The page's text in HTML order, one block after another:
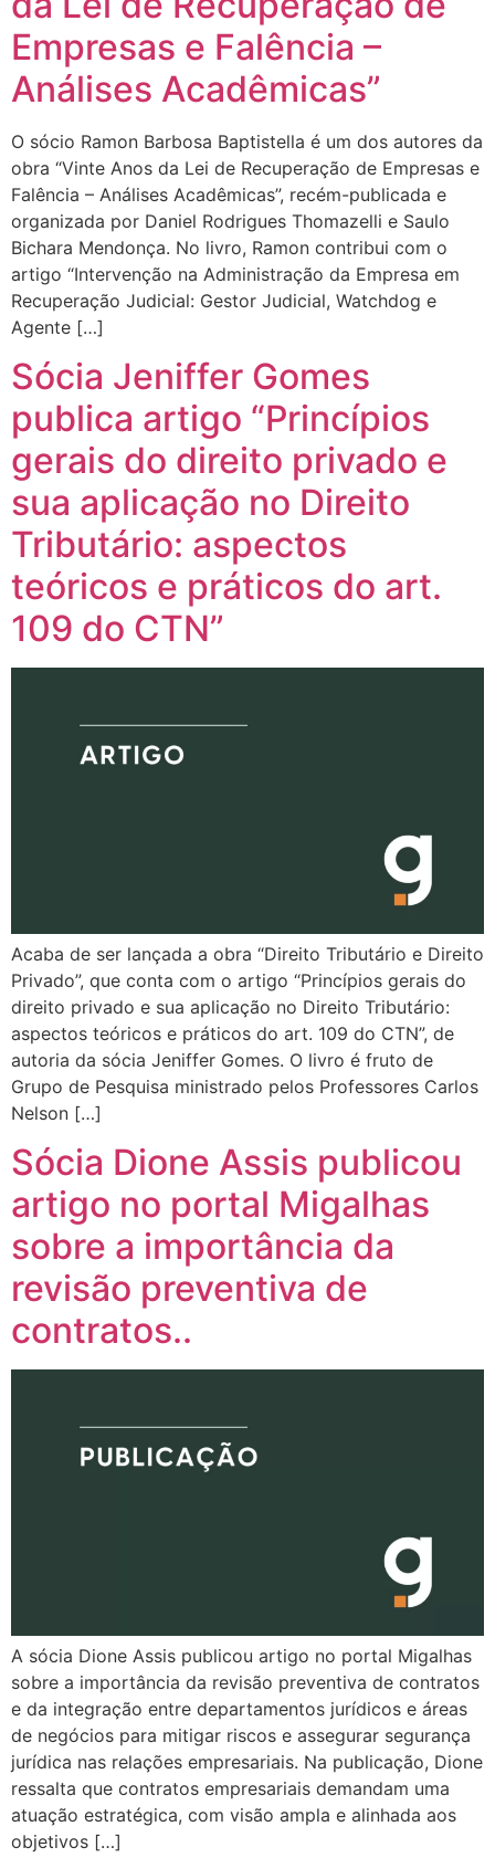
Empresas e Falência –
Análises Acadêmicas”
O sócio Ramon Barbosa Baptistella é um dos autores da
obra “Vinte Anos da Lei de Recuperação de Empresas e
Falência – Análises Acadêmicas”, recém-publicada e
organizada por Daniel Rodrigues Thomazelli e Saulo
Bichara Mendonça. No livro, Ramon contribui com o
artigo “Intervenção na Administração da Empresa em
Recuperação Judicial: Gestor Judicial, Watchdog e
Agente […]
Sócia Jeniffer Gomes
publica artigo “Princípios
gerais do direito privado e
sua aplicação no Direito
Tributário: aspectos
teóricos e práticos do art.
109 do CTN”
Acaba de ser lançada a obra “Direito Tributário e Direito
Privado”, que conta com o artigo “Princípios gerais do
direito privado e sua aplicação no Direito Tributário:
aspectos teóricos e práticos do art. 109 do CTN”, de
autoria da sócia Jeniffer Gomes. O livro é fruto de
Grupo de Pesquisa ministrado pelos Professores Carlos
Nelson […]
Sócia Dione Assis publicou
artigo no portal Migalhas
sobre a importância da
revisão preventiva de
contratos..
A sócia Dione Assis publicou artigo no portal Migalhas
sobre a importância da revisão preventiva de contratos
e da integração entre departamentos jurídicos e áreas
de negócios para mitigar riscos e assegurar segurança
jurídica nas relações empresariais. Na publicação, Dione
ressalta que contratos empresariais demandam uma
atuação estratégica, com visão ampla e alinhada aos
objetivos […]